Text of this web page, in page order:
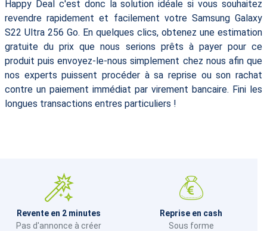
Happy Deal c'est donc la solution idéale si vous souhaitez
revendre rapidement et facilement votre Samsung Galaxy
S22 Ultra 256 Go. En quelques clics, obtenez une estimation
gratuite du prix que nous serions prêts à payer pour ce
produit puis envoyez-le-nous simplement chez nous afin que
nos experts puissent procéder à sa reprise ou son rachat
contre un paiement immédiat par virement bancaire. Fini les
longues transactions entres particuliers !
Revente en 2 minutes
Pas d'annonce à créer
Reprise en cash
Sous forme